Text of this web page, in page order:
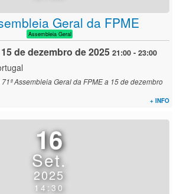
Geral da FPME
Assembleia Geral
de dezembro de 2025 21:00 - 23:00
Assembleia Geral da FPME a 15 de dezembro
+ INFO
16
Set.
2025
14:30